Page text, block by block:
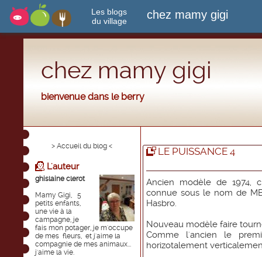
Les blogs
du village
chez mamy gigi
chez mamy gigi
bienvenue dans le berry
> Accueil du blog <
L'auteur
ghislaine clerot
Mamy Gigi, 5
petits enfants,
une vie à la
campagne, je
fais mon potager, je m'occupe
de mes fleurs, et j'aime la
compagnie de mes animaux...
j'aime la vie.
LE PUISSANCE 4
Ancien modèle de 1974,
connue sous le nom de
Hasbro.
Nouveau modèle faire
Comme l'ancien le
horizotalement